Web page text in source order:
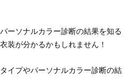
ーソナルカラー診断の結果を知る
装が分かるかもしれません！
イプやパーソナルカラー診断の結